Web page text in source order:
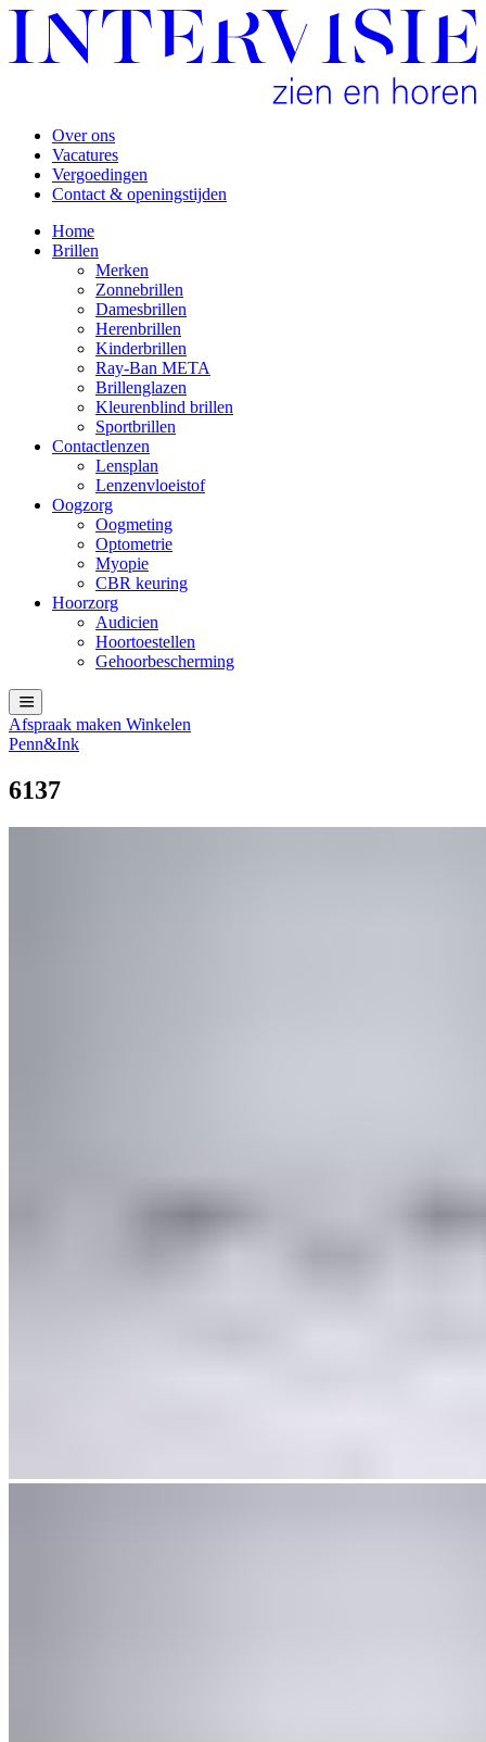
Over ons
Vacatures
Vergoedingen
Contact & openingstijden
Home
Brillen
Merken
Zonnebrillen
Damesbrillen
Herenbrillen
Kinderbrillen
Ray-Ban META
Brillenglazen
Kleurenblind brillen
Sportbrillen
Contactlenzen
Lensplan
Lenzenvloeistof
Oogzorg
Oogmeting
Optometrie
Myopie
CBR keuring
Hoorzorg
Audicien
Hoortoestellen
Gehoorbescherming
Afspraak maken Winkelen
Penn&Ink
6137